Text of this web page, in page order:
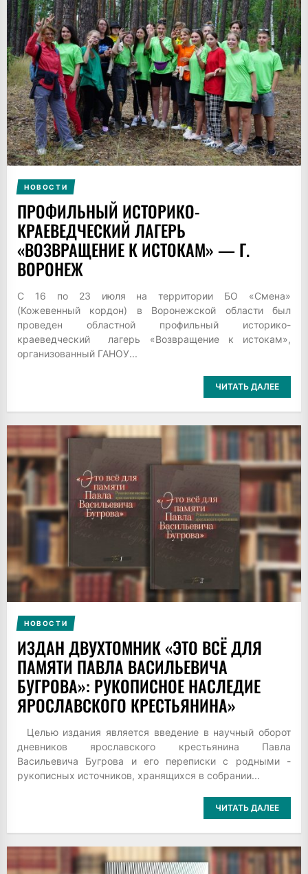
НОВОСТИ
ПРОФИЛЬНЫЙ ИСТОРИКО-
КРАЕВЕДЧЕСКИЙ ЛАГЕРЬ
«ВОЗВРАЩЕНИЕ К ИСТОКАМ» — Г.
ВОРОНЕЖ
C 16 по 23 июля на территории БО «Смена»
(Кожевенный кордон) в Воронежской области был
проведен областной профильный историко-
краеведческий лагерь «Возвращение к истокам»,
организованный ГАНОУ...
ЧИТАТЬ ДАЛЕЕ
НОВОСТИ
ИЗДАН ДВУХТОМНИК «ЭТО ВСЁ ДЛЯ
ПАМЯТИ ПАВЛА ВАСИЛЬЕВИЧА
БУГРОВА»: РУКОПИСНОЕ НАСЛЕДИЕ
ЯРОСЛАВСКОГО КРЕСТЬЯНИНА»
Целью издания является введение в научный оборот
дневников ярославского крестьянина Павла
Васильевича Бугрова и его переписки с родными -
рукописных источников, хранящихся в собрании...
ЧИТАТЬ ДАЛЕЕ